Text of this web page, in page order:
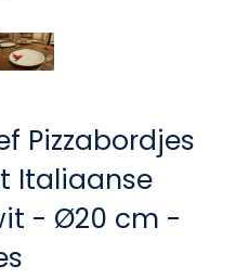
Pizzabordjes
Italiaanse
- Ø20 cm -